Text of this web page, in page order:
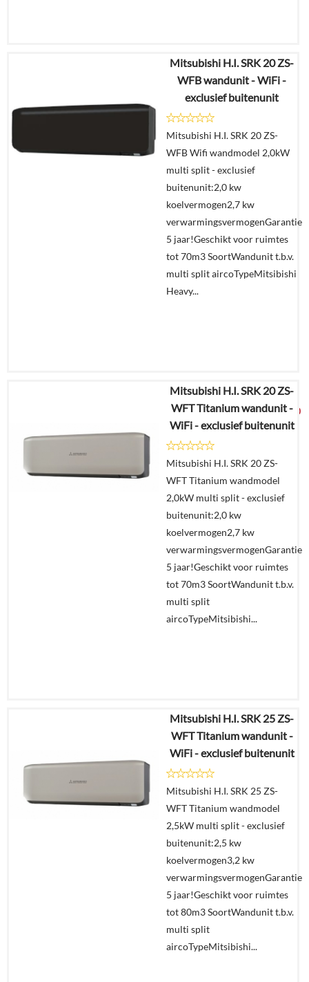
€1.691,58
€889,00
Offerte
aanvragen?
winkelmand
Mitsubishi H.I. SRK 20 ZS-
WFB wandunit - WiFi -
exclusief buitenunit
Mitsubishi H.I. SRK 20 ZS-
WFB Wifi wandmodel 2,0kW
multi split - exclusief
buitenunit:2,0 kw
koelvermogen2,7 kw
verwarmingsvermogenGarantie
5 jaar!Geschikt voor ruimtes
tot 70m3 SoortWandunit t.b.v.
multi split aircoTypeMitsibishi
Heavy...
€2.482,92
€1.299,00
Offerte
aanvragen?
winkelmand
Mitsubishi H.I. SRK 20 ZS-
WFT Titanium wandunit -
WiFi - exclusief buitenunit
Mitsubishi H.I. SRK 20 ZS-
WFT Titanium wandmodel
2,0kW multi split - exclusief
buitenunit:2,0 kw
koelvermogen2,7 kw
verwarmingsvermogenGarantie
5 jaar!Geschikt voor ruimtes
tot 70m3 SoortWandunit t.b.v.
multi split
aircoTypeMitsibishi...
€1.450,79
€759,00
Offerte
aanvragen?
winkelmand
Mitsubishi H.I. SRK 25 ZS-
WFT Titanium wandunit -
WiFi - exclusief buitenunit
Mitsubishi H.I. SRK 25 ZS-
WFT Titanium wandmodel
2,5kW multi split - exclusief
buitenunit:2,5 kw
koelvermogen3,2 kw
verwarmingsvermogenGarantie
5 jaar!Geschikt voor ruimtes
tot 80m3 SoortWandunit t.b.v.
multi split
aircoTypeMitsibishi...